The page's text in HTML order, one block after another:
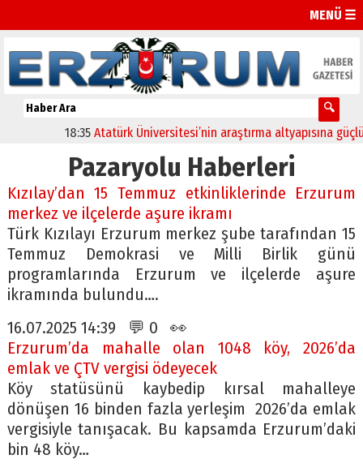
MENÜ ☰
Atatürk Üniversitesi’nin araştırma altyapısına güçlü
Pazaryolu Haberleri
Kızılay’dan 15 Temmuz etkinliklerinde Erzurum
merkez ve ilçelerde aşure ikramı
Türk Kızılayı Erzurum merkez şube tarafından 15
Temmuz Demokrasi ve Milli Birlik günü
programlarında Erzurum ve ilçelerde aşure
ikramında bulundu….
16.07.2025 14:39 💬 0 👀
Erzurum’da mahalle olan 1048 köy, 2026’da
emlak ve ÇTV vergisi ödeyecek
Köy statüsünü kaybedip kırsal mahalleye
dönüşen 16 binden fazla yerleşim 2026’da emlak
vergisiyle tanışacak. Bu kapsamda Erzurum’daki
bin 48 köy…